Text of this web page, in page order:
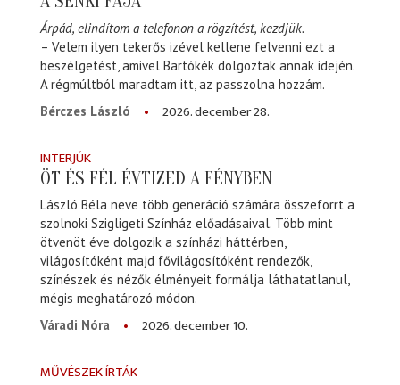
Árpád, elindítom a telefonon a rögzítést, kezdjük.
– Velem ilyen tekerős izével kellene felvenni ezt a
beszélgetést, amivel Bartókék dolgoztak annak idején.
A régmúltból maradtam itt, az passzolna hozzám.
Bérczes László
2026. december 28.
INTERJÚK
ÖT ÉS FÉL ÉVTIZED A FÉNYBEN
László Béla neve több generáció számára összeforrt a
szolnoki Szigligeti Színház előadásaival. Több mint
ötvenöt éve dolgozik a színházi háttérben,
világosítóként majd fővilágosítóként rendezők,
színészek és nézők élményeit formálja láthatatlanul,
mégis meghatározó módon.
Váradi Nóra
2026. december 10.
MŰVÉSZEK ÍRTÁK